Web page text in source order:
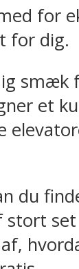
for
for dig.
smæk
et
du
stort